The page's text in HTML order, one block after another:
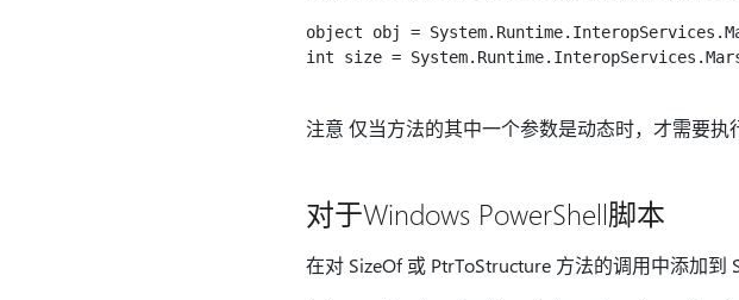
object obj =
int size =
注意 仅当方法的其中一个参数是动态时，才需要执
对于Windows PowerShell脚本
在对 SizeOf 或 PtrToStructure 方法的调用中添加到